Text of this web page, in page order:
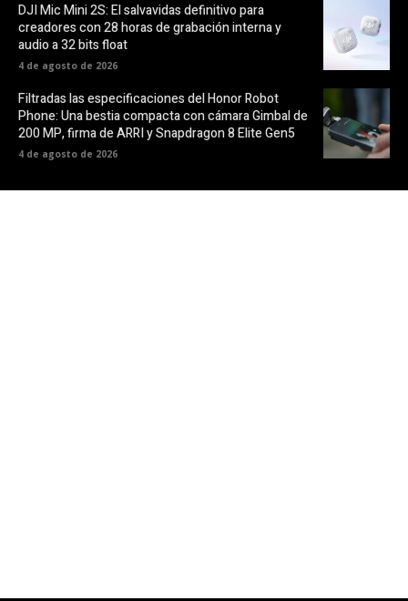
DJI Mic Mini 2S: El salvavidas definitivo para
creadores con 28 horas de grabación interna y
audio a 32 bits float
4 de agosto de 2026
Filtradas las especificaciones del Honor Robot
Phone: Una bestia compacta con cámara Gimbal de
200 MP, firma de ARRI y Snapdragon 8 Elite Gen5
4 de agosto de 2026